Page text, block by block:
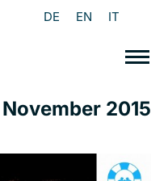
DE EN IT
November 2015